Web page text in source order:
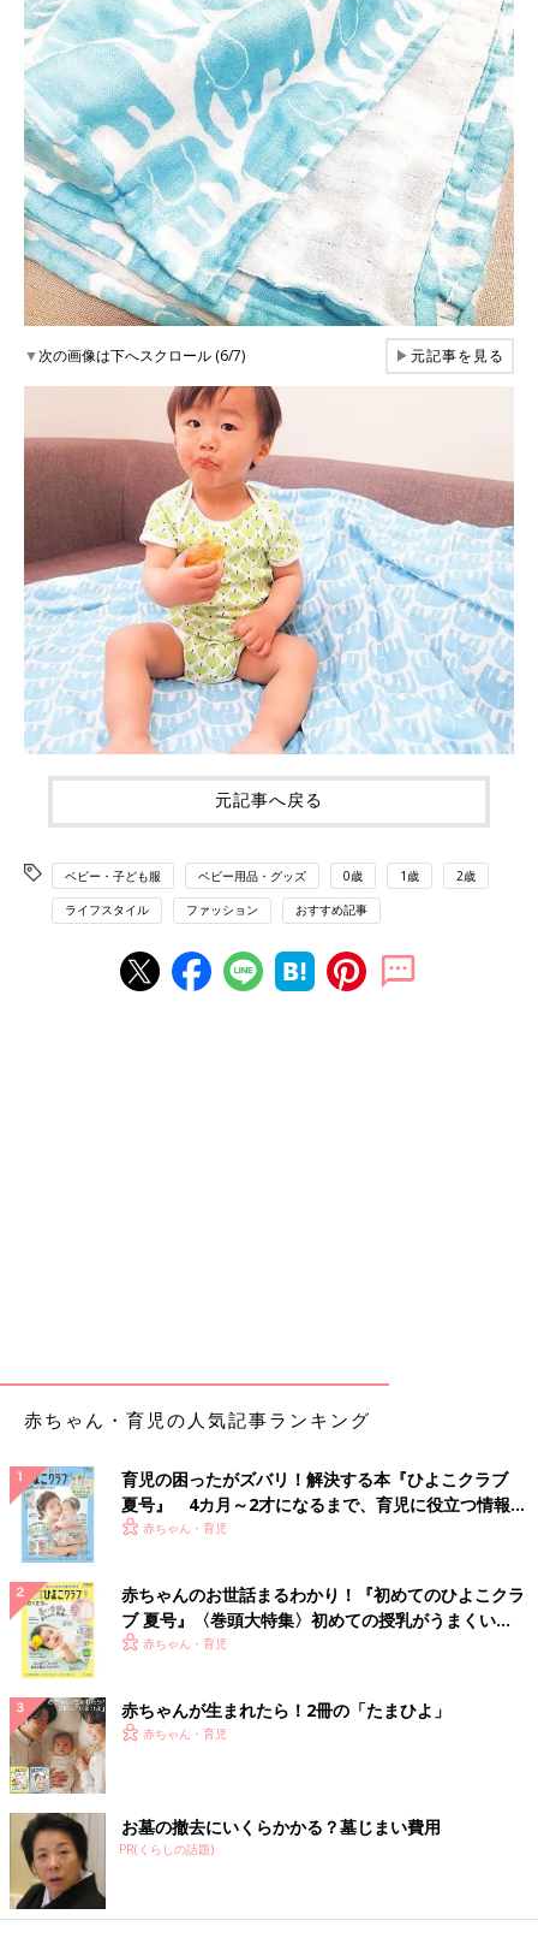
▼次の画像は下へスクロール (6/7) ▶元記事を見る
元記事へ戻る
ベビー・子ども服 ベビー用品・グッズ 0歳 1歳 2歳
ライフスタイル ファッション おすすめ記事
赤ちゃん・育児の人気記事ランキング
育児の困ったがズバリ！解決する本『ひよこクラブ
夏号』 4カ月～2才になるまで、育児に役立つ情報が
いっぱい！
赤ちゃん・育児
赤ちゃんのお世話まるわかり！『初めてのひよこクラ
ブ 夏号』〈巻頭大特集〉初めての授乳がうまくい
く！ おっぱい・ミルクの基本と夏のトラブル 解決テ
赤ちゃん・育児
赤ちゃんが生まれたら！2冊の「たまひよ」
赤ちゃん・育児
お墓の撤去にいくらかかる？墓じまい費用
PR(くらしの話題)